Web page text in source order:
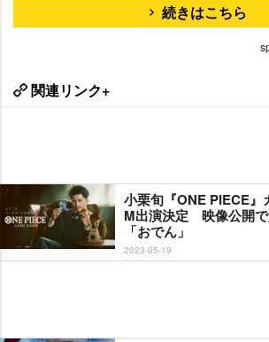
続きはこちら
関連リンク+
小栗旬『ONE PIECE』
M出演決定 映像公開
「おでん」
2023-05-19